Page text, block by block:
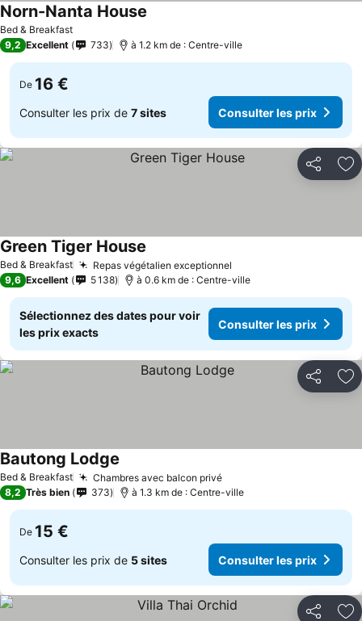
Bed & Breakfast
Norn-Nanta House
9,2 Excellent 733 à 1.2 km de : Centre-ville
De 16 €
Consulter les prix de 7 sites Consulter les prix
Partager
Bed & Breakfast Repas végétalien exceptionnel
Green Tiger House
9,6 Excellent 5 138 à 0.6 km de : Centre-ville
Sélectionnez des dates pour voir
les prix exacts
Consulter les prix
Partager
Bed & Breakfast Chambres avec balcon privé
Bautong Lodge
8,2 Très bien 373 à 1.3 km de : Centre-ville
De 15 €
Consulter les prix de 5 sites Consulter les prix